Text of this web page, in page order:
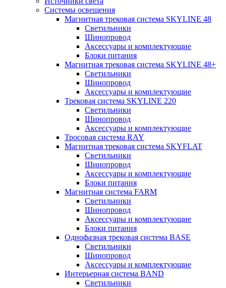
Системы освещения
Магнитная трековая система SKYLINE 48
Светильники
Шинопровод
Аксессуары и комплектующие
Блоки питания
Магнитная трековая система SKYLINE 48+
Светильники
Шинопровод
Аксессуары и комплектующие
Трековая система SKYLINE 220
Светильники
Шинопровод
Аксессуары и комплектующие
Тросовая система RAY
Магнитная трековая система SKYFLAT
Светильники
Шинопровод
Аксессуары и комплектующие
Блоки питания
Магнитная система FARM
Светильники
Шинопровод
Аксессуары и комплектующие
Блоки питания
Однофазная трековая система BASE
Светильники
Шинопровод
Аксессуары и комплектующие
Интерьерная система BAND
Светильники